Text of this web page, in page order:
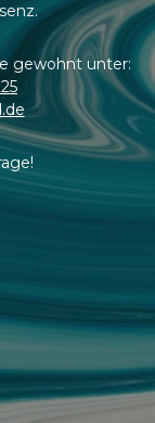
gewohnt unter: